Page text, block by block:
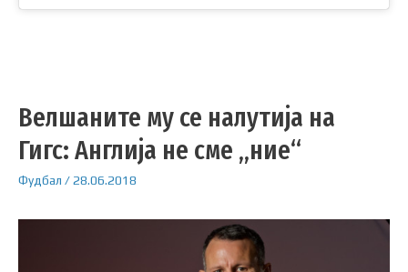
Велшаните му се налутија на
Гигс: Англија не сме „ние“
Фудбал /28.06.2018